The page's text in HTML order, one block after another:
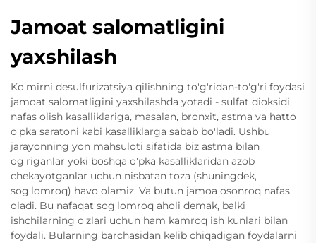
Jamoat salomatligini
yaxshilash
Ko'mirni desulfurizatsiya qilishning to'g'ridan-to'g'ri foydasi
jamoat salomatligini yaxshilashda yotadi - sulfat dioksidi
nafas olish kasalliklariga, masalan, bronxit, astma va hatto
o'pka saratoni kabi kasalliklarga sabab bo'ladi. Ushbu
jarayonning yon mahsuloti sifatida biz astma bilan
og'riganlar yoki boshqa o'pka kasalliklaridan azob
chekayotganlar uchun nisbatan toza (shuningdek,
sog'lomroq) havo olamiz. Va butun jamoa osonroq nafas
oladi. Bu nafaqat sog'lomroq aholi demak, balki
ishchilarning o'zlari uchun ham kamroq ish kunlari bilan
foydali. Bularning barchasidan kelib chiqadigan foydalarni